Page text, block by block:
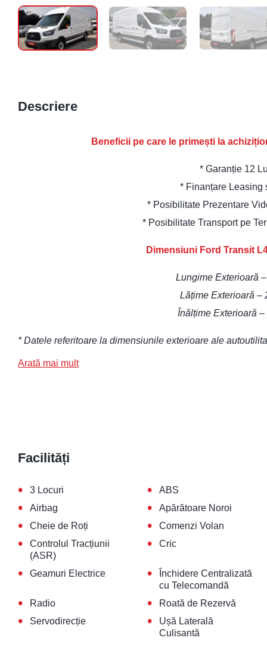
Descriere
Beneficii pe care le primești la
* Garanție 12
* Finanțare Leasing
* Posibilitate Prezentare
* Posibilitate Transport pe
Dimensiuni Ford Transit
Lungime Exterioară
Lățime Exterioară –
Înălțime Exterioară –
* Datele referitoare la dimensiunile exterioare ale
Arată mai mult
Facilități
• 3 Locuri • ABS
• Airbag • Apărătoare Noroi
• Cheie de Roți • Comenzi Volan
•
Controlul Tracțiunii
(ASR)
• Cric
• Geamuri Electrice •
Închidere Centralizată
cu Telecomandă
• Radio • Roată de Rezervă
• Servodirecție •
Ușă Laterală
Culisantă